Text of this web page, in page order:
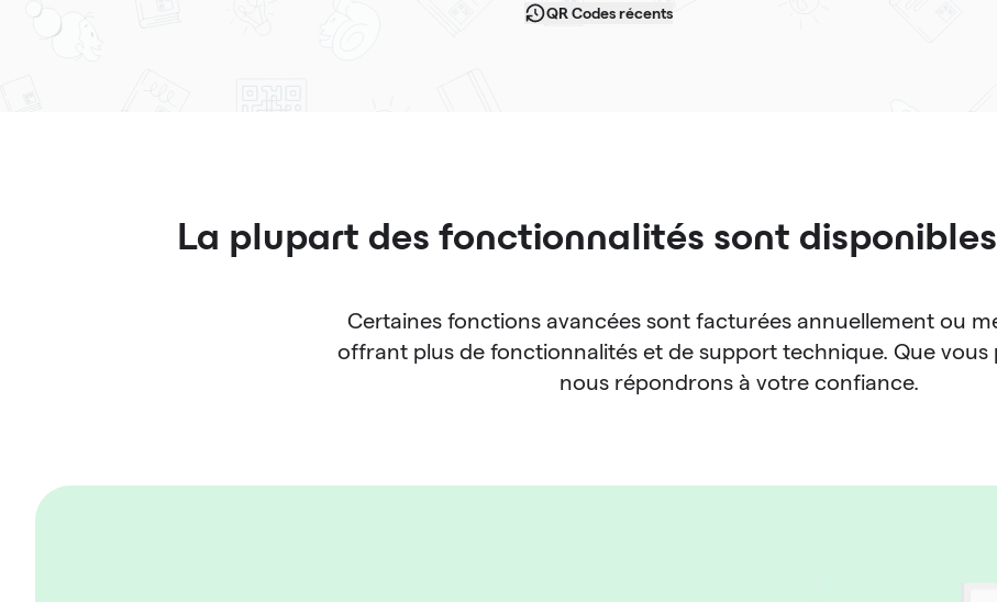
QR Codes récents
La plupart des fonctionnalités sont disponibles
Certaines fonctions avancées sont facturées annuellement ou
offrant plus de fonctionnalités et de support technique. Que vous
nous répondrons à votre confiance.